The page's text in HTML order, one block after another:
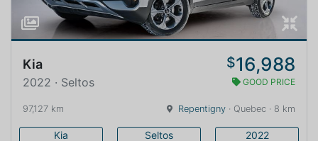
Kia $16,988
2022 · Seltos GOOD PRICE
97,127 km Repentigny · Quebec · 8 km
Kia Seltos 2022